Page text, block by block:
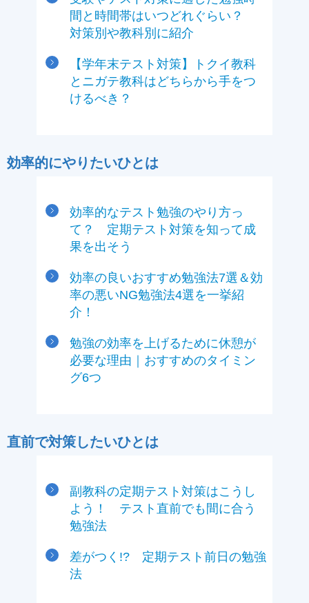
間と時間帯はいつどれぐらい？
対策別や教科別に紹介
【学年末テスト対策】トクイ教科
とニガテ教科はどちらから手をつ
けるべき？
効率的にやりたいひとは
効率的なテスト勉強のやり方っ
て？ 定期テスト対策を知って成
果を出そう
効率の良いおすすめ勉強法7選＆効
率の悪いNG勉強法4選を一挙紹
介！
勉強の効率を上げるために休憩が
必要な理由｜おすすめのタイミン
グ6つ
直前で対策したいひとは
副教科の定期テスト対策はこうし
よう！ テスト直前でも間に合う
勉強法
差がつく!? 定期テスト前日の勉強
法